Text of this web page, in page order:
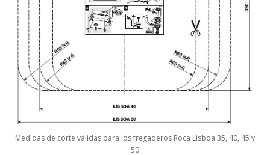
Medidas de corte válidas para los fregaderos Roca Lisboa 35, 40, 45 y
50